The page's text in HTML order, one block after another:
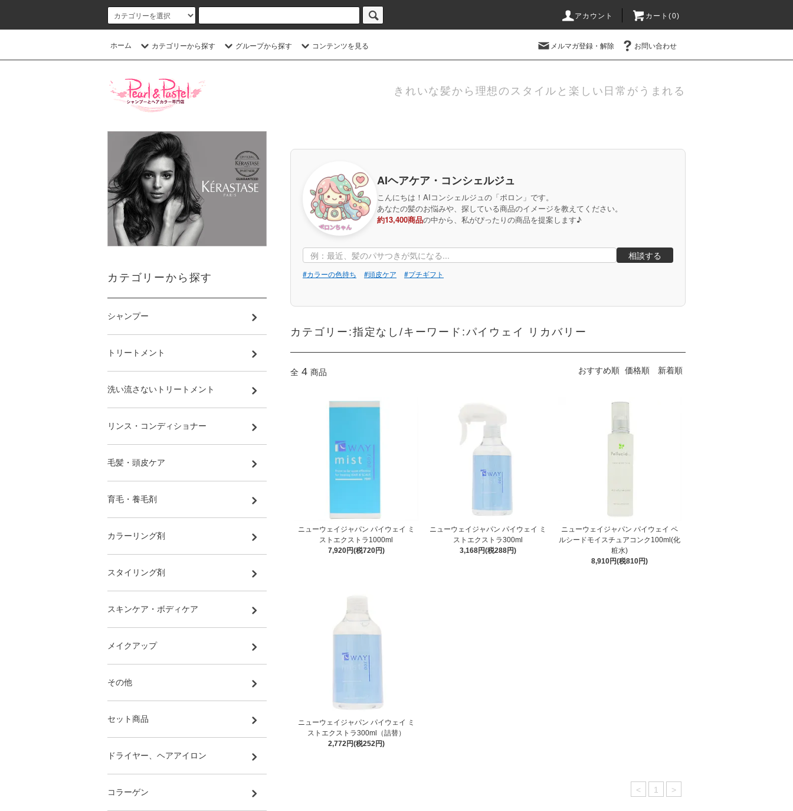
アカウント カート(0)
ホーム カテゴリーから探す グループから探す コンテンツを見る メルマガ登録・解除 お問い合わせ
きれいな髪から理想のスタイルと楽しい日常がうまれる
AIヘアケア・コンシェルジュ
こんにちは！AIコンシェルジュの「ポロン」です。
あなたの髪のお悩みや、探している商品のイメージを教えてください。
約13,400商品の中から、私がぴったりの商品を提案します♪
相談する
#カラーの色持ち #頭皮ケア #プチギフト
カテゴリー:指定なし/キーワード:パイウェイ リカバリー
全 4 商品 おすすめ順 価格順 新着順
ニューウェイジャパン パイウェイ ミ
ストエクストラ1000ml
7,920円(税720円)
ニューウェイジャパン パイウェイ ミ
ストエクストラ300ml
3,168円(税288円)
ニューウェイジャパン パイウェイ ペ
ルシードモイスチュアコンク100ml(化
粧水)
8,910円(税810円)
ニューウェイジャパン パイウェイ ミ
ストエクストラ300ml（詰替）
2,772円(税252円)
< 1 >
カテゴリーから探す
シャンプー
トリートメント
洗い流さないトリートメント
リンス・コンディショナー
毛髪・頭皮ケア
育毛・養毛剤
カラーリング剤
スタイリング剤
スキンケア・ボディケア
メイクアップ
その他
セット商品
ドライヤー、ヘアアイロン
コラーゲン